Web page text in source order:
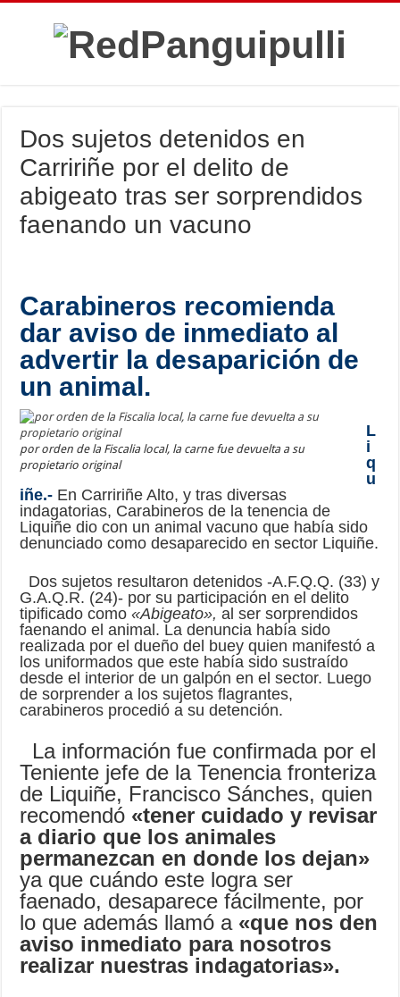
Dos sujetos detenidos en
Carririñe por el delito de
abigeato tras ser sorprendidos
faenando un vacuno
Carabineros recomienda
dar aviso de inmediato al
advertir la desaparición de
un animal.
por orden de la Fiscalia local, la carne fue devuelta a su
propietario original
L
i
q
u
iñe.- En Carririñe Alto, y tras diversas
indagatorias, Carabineros de la tenencia de
Liquiñe dio con un animal vacuno que había sido
denunciado como desaparecido en sector Liquiñe.
Dos sujetos resultaron detenidos -A.F.Q.Q. (33) y
G.A.Q.R. (24)- por su participación en el delito
tipificado como«Abigeato», al ser sorprendidos
faenando el animal. La denuncia había sido
realizada por el dueño del buey quien manifestó a
los uniformados que este había sido sustraído
desde el interior de un galpón en el sector. Luego
de sorprender a los sujetos flagrantes,
carabineros procedió a su detención.
La información fue confirmada por el
Teniente jefe de la Tenencia fronteriza
de Liquiñe, Francisco Sánches, quien
recomendó «tener cuidado y revisar
a diario que los animales
permanezcan en donde los dejan»
ya que cuándo este logra ser
faenado, desaparece fácilmente, por
lo que además llamó a «que nos den
aviso inmediato para nosotros
realizar nuestras indagatorias».